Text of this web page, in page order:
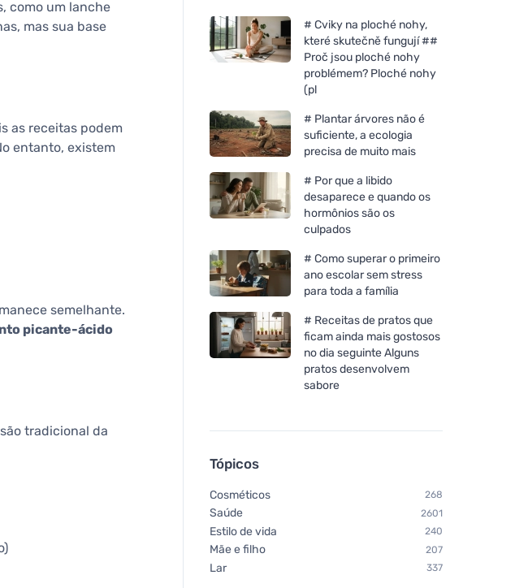
como um lanche
mas sua base
as receitas podem
entanto, existem
semelhante.
picante-ácido
tradicional da
# Cviky na ploché nohy,
které skutečně fungují ##
Proč jsou ploché nohy
problémem? Ploché nohy
(pl
# Plantar árvores não é
suficiente, a ecologia
precisa de muito mais
# Por que a libido
desaparece e quando os
hormônios são os
culpados
# Como superar o primeiro
ano escolar sem stress
para toda a família
# Receitas de pratos que
ficam ainda mais gostosos
no dia seguinte Alguns
pratos desenvolvem
sabore
Tópicos
Cosméticos 268
Saúde 2601
Estilo de vida 240
Mãe e filho 207
Lar 337